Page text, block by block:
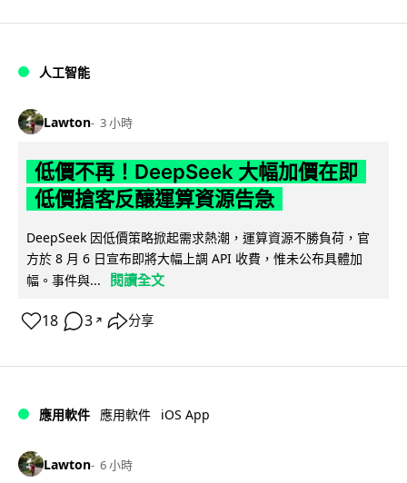
人工智能
Lawton 3 小時
低價不再！DeepSeek 大幅加價在即
低價搶客反釀運算資源告急
DeepSeek 因低價策略掀起需求熱潮，運算資源不勝負荷，官
方於 8 月 6 日宣布即將大幅上調 API 收費，惟未公布具體加
幅。事件與...
閱讀全文
18 3 ↗ 分享
應用軟件 應用軟件 iOS App
Lawton 6 小時